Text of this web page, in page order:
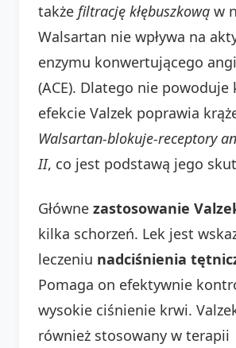
także filtrację kłębuszkową w
Walsartan nie wpływa na
enzymu konwertującego
(ACE). Dlatego nie powoduje
efekcie Valzek poprawia
Walsartan-blokuje-receptory
II, co jest podstawą jego
Główne zastosowanie
kilka schorzeń. Lek jest
leczeniu nadciśnienia
Pomaga on efektywnie
wysokie ciśnienie krwi.
również stosowany w terapii